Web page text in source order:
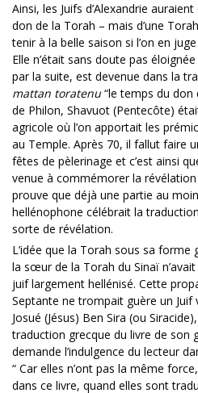
Ainsi, les Juifs d’Alexandrie
don de la Torah – mais d’une
tenir à la belle saison si l’on en
Elle n’était sans doute pas
par la suite, est devenue dans la
mattan toratenu“le temps du don
de Philon, Shavuot (Pentecôte)
agricole où l’on apportait les
au Temple. Après 70, il fallut faire
fêtes de pèlerinage et c’est ainsi
venue à commémorer la
prouve que déjà une partie au
hellénophone célébrait la
sorte de révélation.
L’idée que la Torah sous sa forme
la sœur de la Torah du Sinaï
juif largement hellénisé. Cette
Septante ne trompait guère un Juif
Josué (Jésus) Ben Sira (ou
traduction grecque du livre de son
demande l’indulgence du lecteur
“ Car elles n’ont pas la même
dans ce livre, quand elles sont